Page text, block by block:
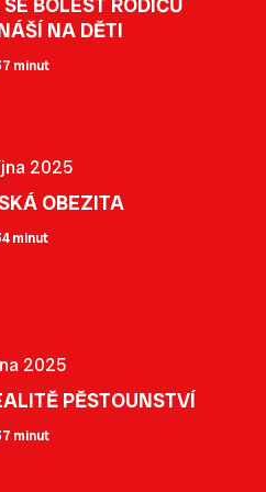
NA DĚTI
minut
2025
OBEZITA
minut
2025
PĚSTOUNSTVÍ
minut